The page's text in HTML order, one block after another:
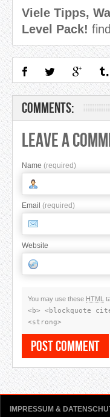
Viele Tipps,
Level Pack!
Comments:
Leave A
Name (required)
Email (required)
Website
You may use these HTML
<b> <blockquote
<strong>
IMPRESSUM &